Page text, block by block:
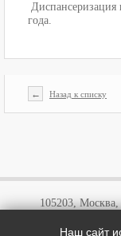
Диспансеризация
года.
← Назад к списку
105203, Москва,
Наш сайт